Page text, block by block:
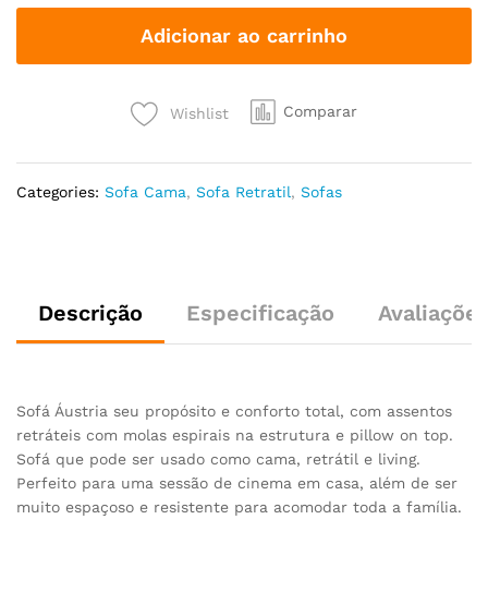
Adicionar ao carrinho
Wishlist Comparar
Categories: Sofa Cama, Sofa Retratil, Sofas
Descrição Especificação
Sofá Áustria seu propósito e conforto total, com assentos
retráteis com molas espirais na estrutura e pillow on top.
Sofá que pode ser usado como cama, retrátil e living.
Perfeito para uma sessão de cinema em casa, além de ser
muito espaçoso e resistente para acomodar toda a família.